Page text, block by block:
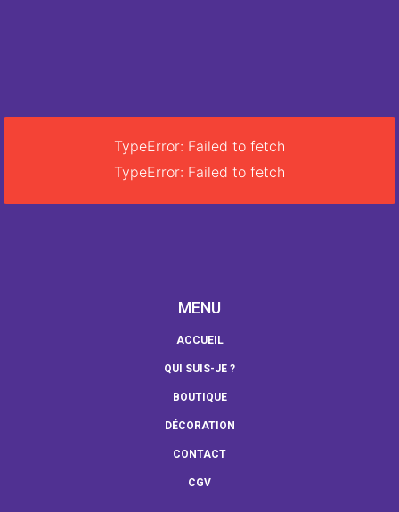
TypeError: Failed to fetch
TypeError: Failed to fetch
MENU
ACCUEIL
QUI SUIS-JE ?
BOUTIQUE
DÉCORATION
CONTACT
CGV